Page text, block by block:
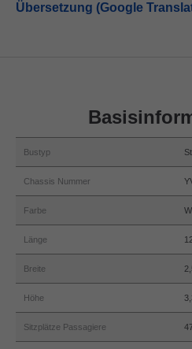
Übersetzung (Google
Bustyp
Chassis Nummer
Farbe
Länge
Breite
Höhe
Sitzplätze Passagiere